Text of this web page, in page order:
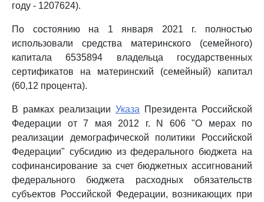
году - 1207624).
По состоянию на 1 января 2021 г. полностью
использовали средства материнского (семейного)
капитала 6535894 владельца государственных
сертификатов на материнский (семейный) капитал
(60,12 процента).
В рамках реализации Указа Президента Российской
Федерации от 7 мая 2012 г. N 606 "О мерах по
реализации демографической политики Российской
Федерации" субсидию из федерального бюджета на
софинансирование за счет бюджетных ассигнований
федерального бюджета расходных обязательств
субъектов Российской Федерации, возникающих при